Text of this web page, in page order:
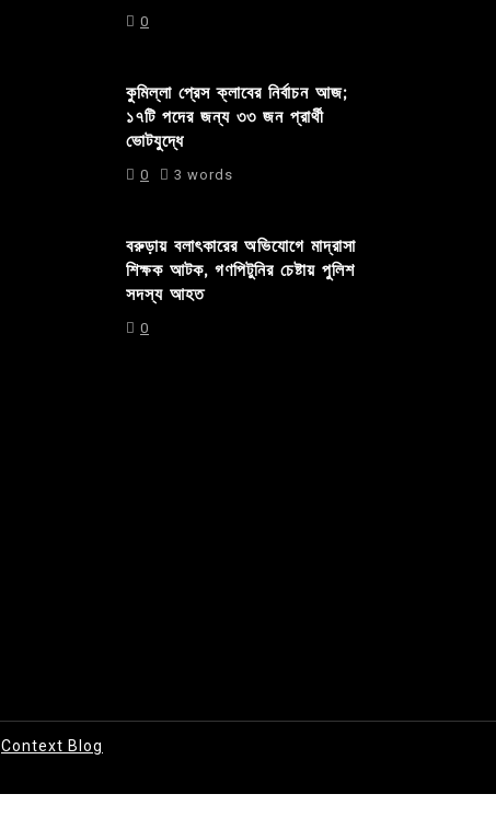
0
কুমিল্লা প্রেস ক্লাবের নির্বাচন আজ;
১৭টি পদের জন্য ৩৩ জন প্রার্থী
ভোটযুদ্ধে
0 3 words
বরুড়ায় বলাৎকারের অভিযোগে মাদ্রাসা
শিক্ষক আটক, গণপিটুনির চেষ্টায় পুলিশ
সদস্য আহত
0
Context Blog